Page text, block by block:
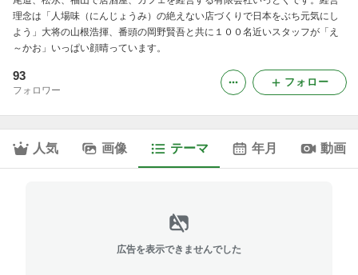
理念は「人場味（にんじょうみ）の絶えない店づくりで日本をぶち元気にし
よう」大将の山根浩揮、番頭の岡野賢吾と共に１００名近いスタッフが「え
～かお」いっぱい顔晴っています。
93
フォロワー
フォロー
人気 画像 テーマ 年月 動画
広告を表示できませんでした